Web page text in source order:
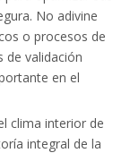
No adivine
o procesos de
de validación
en el
clima interior de
integral de la